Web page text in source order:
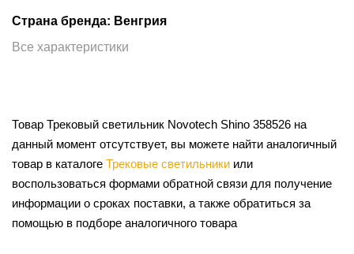
Страна бренда: Венгрия
Все характеристики
Товар Трековый светильник Novotech Shino 358526 на
данный момент отсутствует, вы можете найти аналогичный
товар в каталоге Трековые светильники или
воспользоваться формами обратной связи для получение
информации о сроках поставки, а также обратиться за
помощью в подборе аналогичного товара